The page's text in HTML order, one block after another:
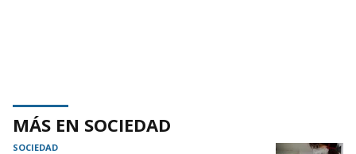
MÁS EN SOCIEDAD
SOCIEDAD